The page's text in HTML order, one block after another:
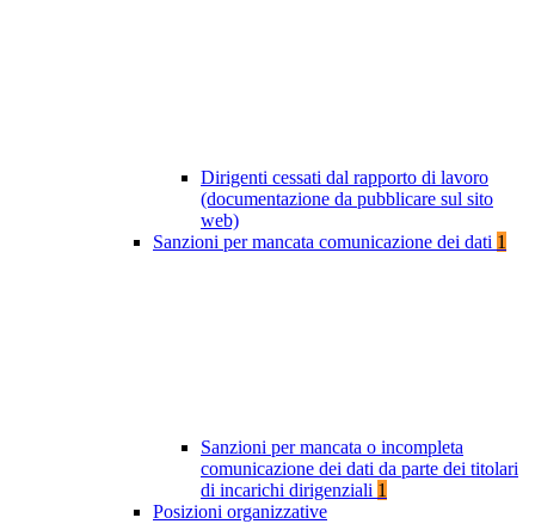
Dirigenti cessati dal rapporto di lavoro
(documentazione da pubblicare sul sito
web)
Sanzioni per mancata comunicazione dei dati 1
Sanzioni per mancata o incompleta
comunicazione dei dati da parte dei titolari
di incarichi dirigenziali 1
Posizioni organizzative